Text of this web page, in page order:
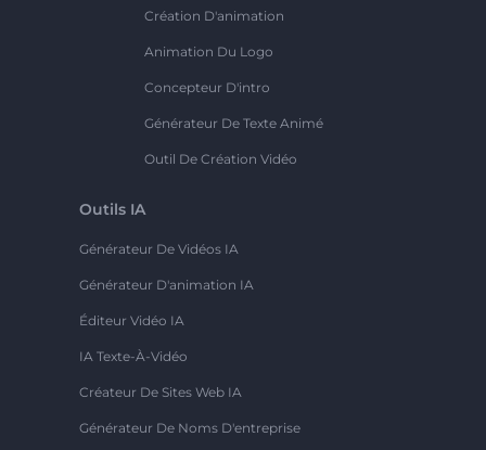
Création D'animation
Animation Du Logo
Concepteur D'intro
Générateur De Texte Animé
Outil De Création Vidéo
Outils IA
Générateur De Vidéos IA
Générateur D'animation IA
Éditeur Vidéo IA
IA Texte-À-Vidéo
Créateur De Sites Web IA
Générateur De Noms D'entreprise